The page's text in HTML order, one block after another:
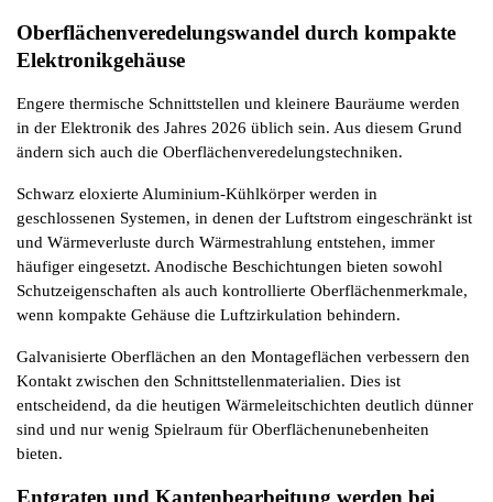
Oberflächenveredelungswandel durch kompakte
Elektronikgehäuse
Engere thermische Schnittstellen und kleinere Bauräume werden
in der Elektronik des Jahres 2026 üblich sein. Aus diesem Grund
ändern sich auch die Oberflächenveredelungstechniken.
Schwarz eloxierte Aluminium-Kühlkörper werden in
geschlossenen Systemen, in denen der Luftstrom eingeschränkt ist
und Wärmeverluste durch Wärmestrahlung entstehen, immer
häufiger eingesetzt. Anodische Beschichtungen bieten sowohl
Schutzeigenschaften als auch kontrollierte Oberflächenmerkmale,
wenn kompakte Gehäuse die Luftzirkulation behindern.
Galvanisierte Oberflächen an den Montageflächen verbessern den
Kontakt zwischen den Schnittstellenmaterialien. Dies ist
entscheidend, da die heutigen Wärmeleitschichten deutlich dünner
sind und nur wenig Spielraum für Oberflächenunebenheiten
bieten.
Entgraten und Kantenbearbeitung werden bei